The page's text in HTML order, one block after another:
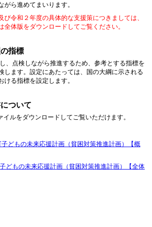
がら進めてまいります。
令和２年度の具体的な支援策につきましては、
全体版をダウンロードしてご覧ください。
指標
、点検しながら推進するため、参考とする指標を
します。設定にあたっては、国の大綱に示される
ける指標を設定します。
ついて
イルをダウンロードしてご覧いただけます。
どもの未来応援計画（貧困対策推進計画）【概
どもの未来応援計画（貧困対策推進計画）【全体